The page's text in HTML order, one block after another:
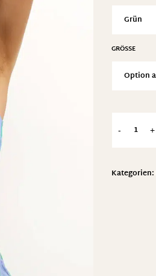
GRÖSSE
- +
Kategorien: